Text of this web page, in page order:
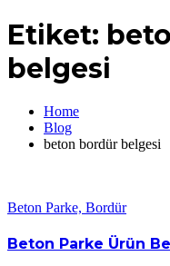
Etiket:
belgesi
Home
Blog
beton bordür belgesi
Beton Parke, Bordür
Beton Parke Ürün